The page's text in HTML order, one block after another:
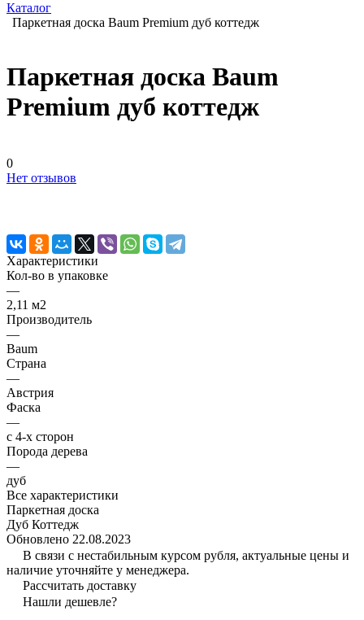
Каталог
Паркетная доска Baum Premium дуб коттедж
Паркетная доска Baum
Premium дуб коттедж
0
Нет отзывов
Характеристики
Кол-во в упаковке
—
2,11 м2
Производитель
—
Baum
Страна
—
Австрия
Фаска
—
с 4-х сторон
Порода дерева
—
дуб
Все характеристики
Паркетная доска
Дуб Коттедж
Обновлено 22.08.2023
В связи с нестабильным курсом рубля, актуальные цены и
наличие уточняйте у менеджера.
Рассчитать доставку
Нашли дешевле?